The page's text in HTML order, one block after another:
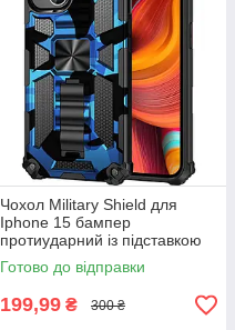
Чохол Military Shield для
Iphone 15 бампер
протиударний із підставкою
Blue
Готово до відправки
199,99 ₴ 300 ₴